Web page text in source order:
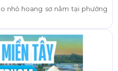
nhỏ hoang sơ nằm tại phường